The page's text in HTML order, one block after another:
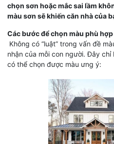
chọn sơn hoặc mắc sai lầm
màu sơn sẽ khiến căn nhà của
Các bước để chọn màu phù
Không có “luật” trong vấn đề
nhận của mỗi con người. Đây
có thể chọn được màu ưng ý: